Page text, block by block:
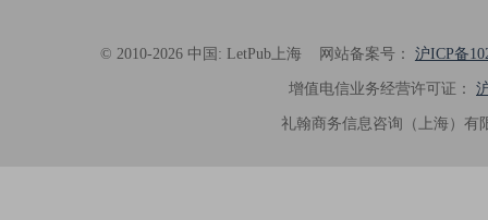
© 2010-2026 中国: LetPub上海网站备案号： 沪ICP备
增值电信业务经营许可证：
礼翰商务信息咨询（上海）